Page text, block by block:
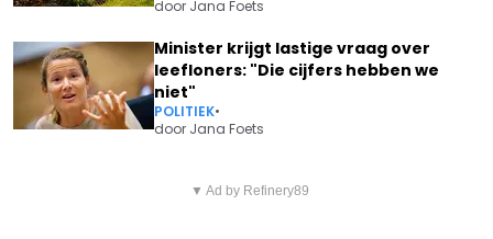
door Jana Foets
Minister krijgt lastige vraag over
leefloners: "Die cijfers hebben we
niet"
POLITIEK•
door Jana Foets
"WAUW, WAT EEN
▼ Ad by Refinery89